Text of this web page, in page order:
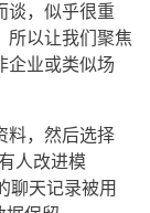
谈，似乎很重
所以让我们聚焦
企业或类似场
料，然后选择
人改进模
聊天记录被用